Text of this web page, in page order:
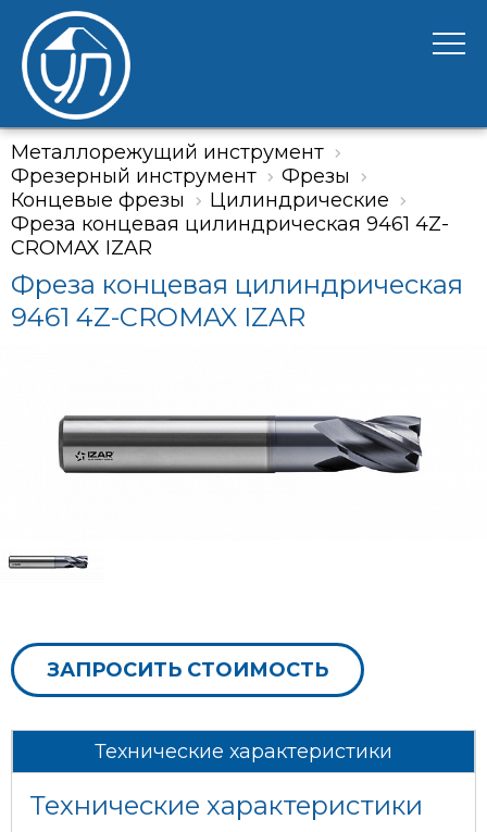
Металлорежущий инструмент
Фрезерный инструмент
Фрезы
Концевые фрезы
Цилиндрические
Фреза концевая цилиндрическая 9461 4Z-
CROMAX IZAR
Фреза концевая цилиндрическая
9461 4Z-CROMAX IZAR
ЗАПРОСИТЬ СТОИМОСТЬ
Технические характеристики
Технические характеристики